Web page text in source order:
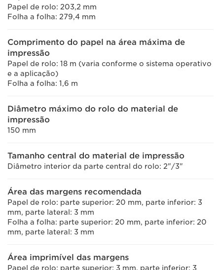
Papel de rolo: 203,2 mm
Folha a folha: 279,4 mm
Comprimento do papel na área máxima de
impressão
Papel de rolo: 18 m (varia conforme o sistema operativo
e a aplicação)
Folha a folha: 1,6 m
Diâmetro máximo do rolo do material de
impressão
150 mm
Tamanho central do material de impressão
Diâmetro interior da parte central do rolo: 2"/3"
Área das margens recomendada
Papel de rolo: parte superior: 20 mm, parte inferior: 3
mm, parte lateral: 3 mm
Folha a folha: parte superior: 20 mm, parte inferior: 20
mm, parte lateral: 3 mm
Área imprimível das margens
Papel de rolo: parte superior: 3 mm, parte inferior: 3